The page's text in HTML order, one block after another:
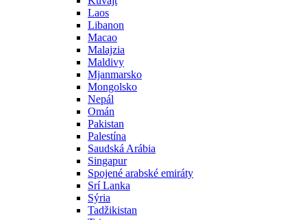
Laos
Libanon
Macao
Malajzia
Maldivy
Mjanmarsko
Mongolsko
Nepál
Omán
Pakistan
Palestína
Saudská Arábia
Singapur
Spojené arabské emiráty
Srí Lanka
Sýria
Tadžikistan